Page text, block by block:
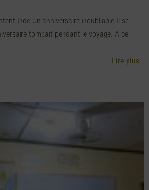
Inde Un anniversaire inoubliable Il se
tombait pendant le voyage. A ce
Lire plus